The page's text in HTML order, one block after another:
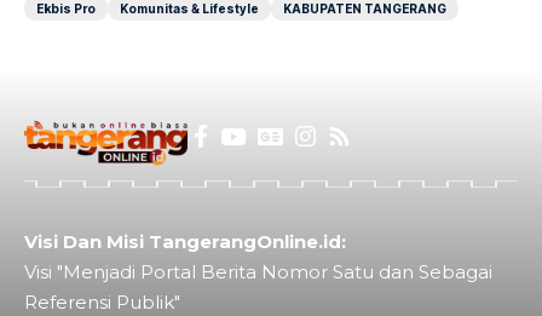
Ekbis Pro
Komunitas & Lifestyle KABUPATEN TANGERANG
Visi Dan Misi TangerangOnline.id:
Visi "Menjadi Portal Berita Nomor Satu dan Sebagai
Referensi Publik"